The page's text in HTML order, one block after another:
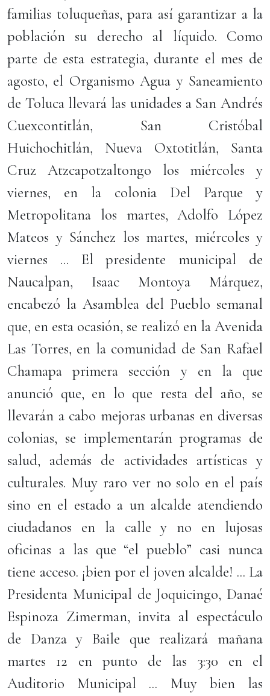
familias toluqueñas, para así garantizar a la
población su derecho al líquido. Como
parte de esta estrategia, durante el mes de
agosto, el Organismo Agua y Saneamiento
de Toluca llevará las unidades a San Andrés
Cuexcontitlán, San Cristóbal
Huichochitlán, Nueva Oxtotitlán, Santa
Cruz Atzcapotzaltongo los miércoles y
viernes, en la colonia Del Parque y
Metropolitana los martes, Adolfo López
Mateos y Sánchez los martes, miércoles y
viernes ... El presidente municipal de
Naucalpan, Isaac Montoya Márquez,
encabezó la Asamblea del Pueblo semanal
que, en esta ocasión, se realizó en la Avenida
Las Torres, en la comunidad de San Rafael
Chamapa primera sección y en la que
anunció que, en lo que resta del año, se
llevarán a cabo mejoras urbanas en diversas
colonias, se implementarán programas de
salud, además de actividades artísticas y
culturales. Muy raro ver no solo en el país
sino en el estado a un alcalde atendiendo
ciudadanos en la calle y no en lujosas
oficinas a las que “el pueblo” casi nunca
tiene acceso. ¡bien por el joven alcalde! ... La
Presidenta Municipal de Joquicingo, Danaé
Espinoza Zimerman, invita al espectáculo
de Danza y Baile que realizará mañana
martes 12 en punto de las 3:30 en el
Auditorio Municipal ... Muy bien las